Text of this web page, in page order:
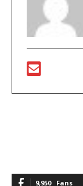
9,950 Fans